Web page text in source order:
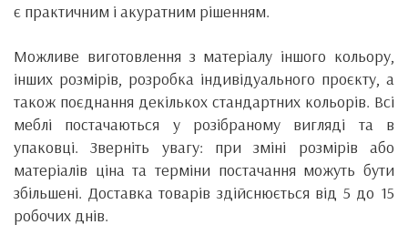
є практичним і акуратним рішенням.
Можливе виготовлення з матеріалу іншого кольору,
інших розмірів, розробка індивідуального проєкту, а
також поєднання декількох стандартних кольорів. Всі
меблі постачаються у розібраному вигляді та в
упаковці. Зверніть увагу: при зміні розмірів або
матеріалів ціна та терміни постачання можуть бути
збільшені. Доставка товарів здійснюється від 5 до 15
робочих днів.